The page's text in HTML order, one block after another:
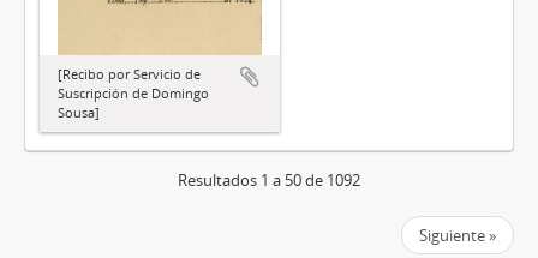
[Recibo por Servicio de
Suscripción de Domingo
Sousa]
Resultados 1 a 50 de 1092
Siguiente »